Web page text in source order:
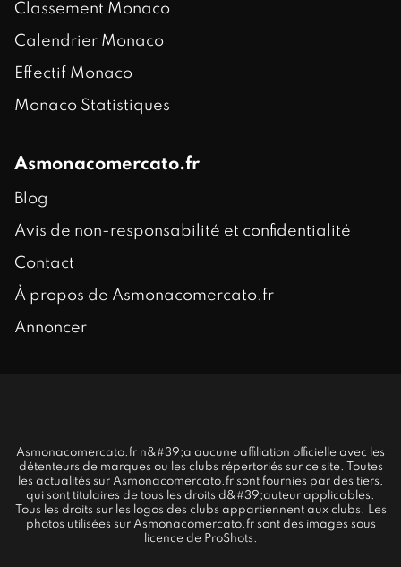
Classement Monaco
Calendrier Monaco
Effectif Monaco
Monaco Statistiques
Asmonacomercato.fr
Blog
Avis de non-responsabilité et confidentialité
Contact
À propos de Asmonacomercato.fr
Annoncer
Asmonacomercato.fr n&#39;a aucune affiliation officielle avec les
détenteurs de marques ou les clubs répertoriés sur ce site. Toutes
les actualités sur Asmonacomercato.fr sont fournies par des tiers,
qui sont titulaires de tous les droits d&#39;auteur applicables.
Tous les droits sur les logos des clubs appartiennent aux clubs. Les
photos utilisées sur Asmonacomercato.fr sont des images sous
licence de ProShots.